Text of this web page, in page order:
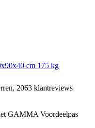
cm 175 kg
2063 klantreviews
GAMMA Voordeelpas